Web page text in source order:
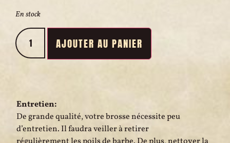
En stock
AJOUTER AU PANIER
Entretien:
De grande qualité, votre brosse nécessite peu
d’entretien. Il faudra veiller à retirer